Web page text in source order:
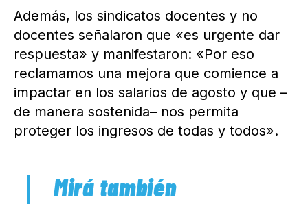
Además, los sindicatos docentes y no
docentes señalaron que «es urgente dar
respuesta» y manifestaron: «Por eso
reclamamos una mejora que comience a
impactar en los salarios de agosto y que –
de manera sostenida– nos permita
proteger los ingresos de todas y todos».